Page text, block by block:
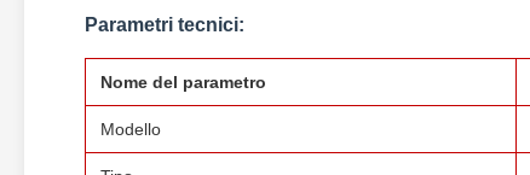
Parametri tecnici:
Nome del parametro
Modello